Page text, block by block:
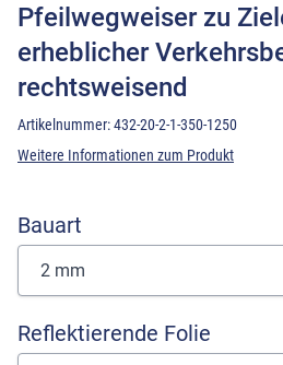
Pfeilwegweiser zu
erheblicher
rechtsweisend
Artikelnummer:432-20-2-1-350-1250
Weitere Informationen zum Produkt
Bauart
Reflektierende Folie